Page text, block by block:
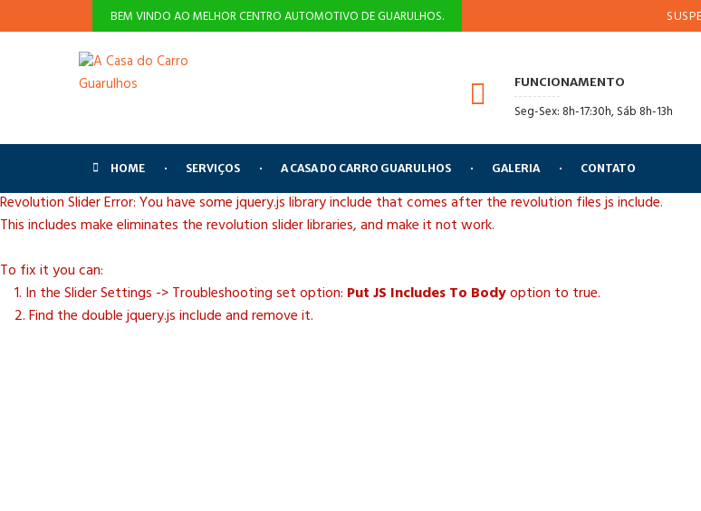
BEM VINDO AO MELHOR CENTRO AUTOMOTIVO DE GUARULHOS. SUSPENSÃO
FUNCIONAMENTO
Seg-Sex: 8h-17:30h, Sáb 8h-13h
HOME SERVIÇOS A CASA DO CARRO GUARULHOS GALERIA CONTATO
Revolution Slider Error: You have some jquery.js library include that comes after the revolution files js include.
This includes make eliminates the revolution slider libraries, and make it not work.
To fix it you can:
1. In the Slider Settings -> Troubleshooting set option: Put JS Includes To Bodyoption to true.
2. Find the double jquery.js include and remove it.